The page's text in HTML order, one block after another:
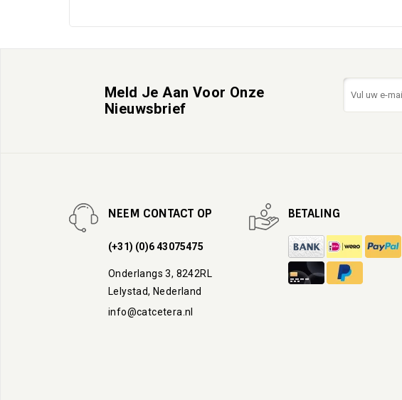
Meld Je Aan Voor Onze
Nieuwsbrief
NEEM CONTACT OP
(+31) (0)6 43075475
Onderlangs 3, 8242RL
Lelystad, Nederland
info@catcetera.nl
BETALING